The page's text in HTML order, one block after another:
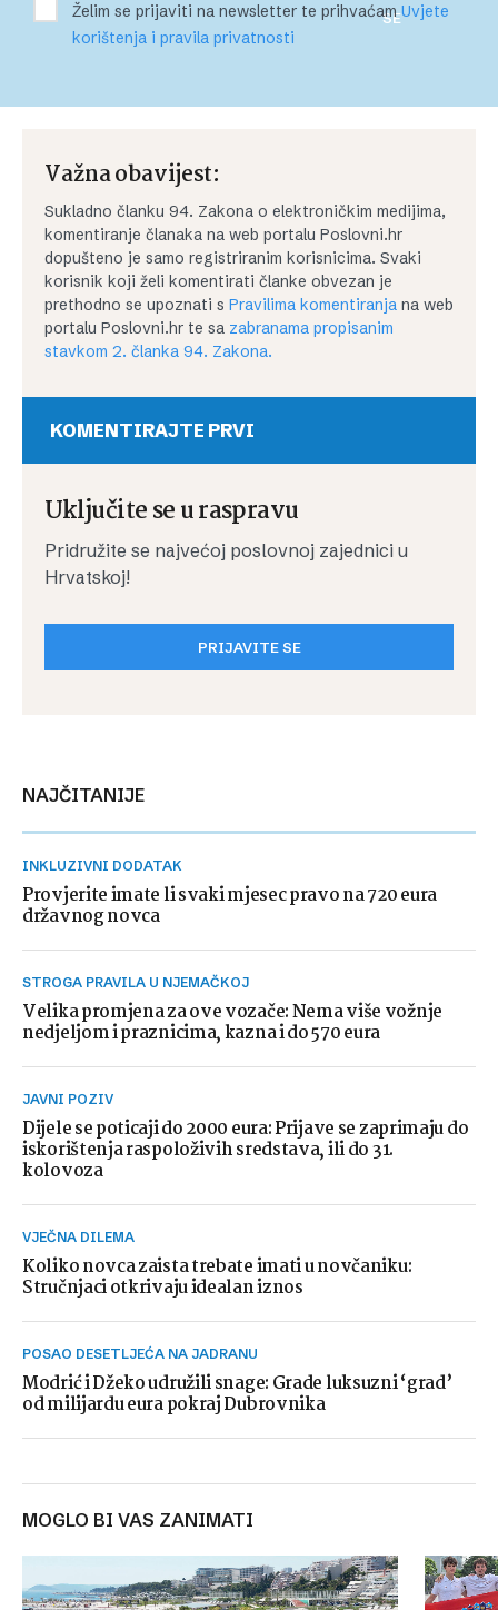
SE
Želim se prijaviti na newsletter te prihvaćamUvjete
korištenja i pravila privatnosti
Važna obavijest:
Sukladno članku 94. Zakona o elektroničkim medijima,
komentiranje članaka na web portalu Poslovni.hr
dopušteno je samo registriranim korisnicima. Svaki
korisnik koji želi komentirati članke obvezan je
prethodno se upoznati s Pravilima komentiranja na web
portalu Poslovni.hr te sa zabranama propisanim
stavkom 2. članka 94. Zakona.
KOMENTIRAJTE PRVI
Uključite se u raspravu
Pridružite se najvećoj poslovnoj zajednici u
Hrvatskoj!
PRIJAVITE SE
NAJČITANIJE
INKLUZIVNI DODATAK
Provjerite imate li svaki mjesec pravo na 720 eura
državnog novca
STROGA PRAVILA U NJEMAČKOJ
Velika promjena za ove vozače: Nema više vožnje
nedjeljom i praznicima, kazna i do 570 eura
JAVNI POZIV
Dijele se poticaji do 2000 eura: Prijave se zaprimaju do
iskorištenja raspoloživih sredstava, ili do 31.
kolovoza
VJEČNA DILEMA
Koliko novca zaista trebate imati u novčaniku:
Stručnjaci otkrivaju idealan iznos
POSAO DESETLJEĆA NA JADRANU
Modrić i Džeko udružili snage: Grade luksuzni ‘grad’
od milijardu eura pokraj Dubrovnika
MOGLO BI VAS ZANIMATI